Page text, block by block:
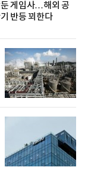
게임사…해외 공
반등 꾀한다